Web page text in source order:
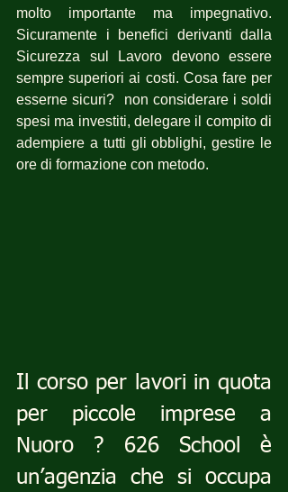
molto importante ma impegnativo.
Sicuramente i benefici derivanti dalla
Sicurezza sul Lavoro devono essere
sempre superiori ai costi. Cosa fare per
esserne sicuri?  non considerare i soldi
spesi ma investiti, delegare il compito di
adempiere a tutti gli obblighi, gestire le
ore di formazione con metodo.
Il corso per lavori in quota
per piccole imprese a
Nuoro ? 626 School è
un’agenzia che si occupa